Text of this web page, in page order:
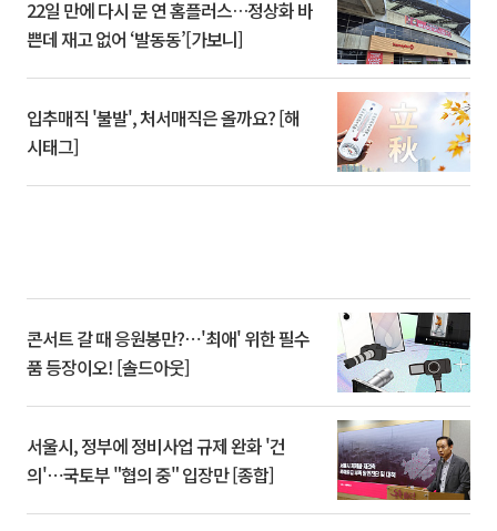
22일 만에 다시 문 연 홈플러스…정상화 바
쁜데 재고 없어 ‘발동동’[가보니]
입추매직 '불발', 처서매직은 올까요? [해
시태그]
콘서트 갈 때 응원봉만?⋯'최애' 위한 필수
품 등장이오! [솔드아웃]
서울시, 정부에 정비사업 규제 완화 '건
의'⋯국토부 "협의 중" 입장만 [종합]